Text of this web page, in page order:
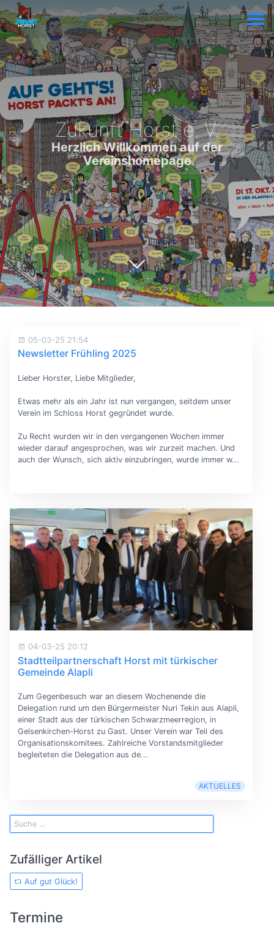
Zukunft Horst e. V.
Herzlich Willkommen auf der
Vereinshomepage
05-03-25 21:54
Newsletter Frühling 2025
Lieber Horster, Liebe Mitglieder,
Etwas mehr als ein Jahr ist nun vergangen, seitdem unser
Verein im Schloss Horst gegründet wurde.
Zu Recht wurden wir in den vergangenen Wochen immer
wieder darauf angesprochen, was wir zurzeit machen. Und
auch der Wunsch, sich aktiv einzubringen, wurde immer w...
04-03-25 20:12
Stadtteilpartnerschaft Horst mit türkischer
Gemeinde Alapli
Zum Gegenbesuch war an diesem Wochenende die
Delegation rund um den Bürgermeister Nuri Tekin aus Alapli,
einer Stadt aus der türkischen Schwarzmeerregion, in
Gelsenkirchen-Horst zu Gast. Unser Verein war Teil des
Organisationskomitees. Zahlreiche Vorstandsmitglieder
begleiteten die Delegation aus de...
AKTUELLES
Zufälliger Artikel
Auf gut Glück!
Termine